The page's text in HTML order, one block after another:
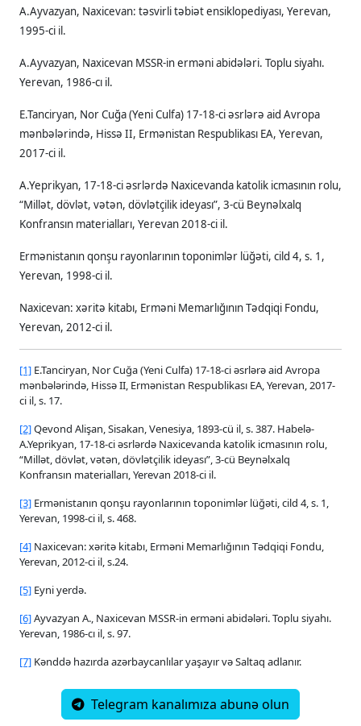
A.Ayvazyan, Naxicevan: təsvirli təbiət ensiklopediyası, Yerevan,
1995-ci il.
A.Ayvazyan, Naxicevan MSSR-in erməni abidələri. Toplu siyahı.
Yerevan, 1986-cı il.
E.Tanciryan, Nor Cuğa (Yeni Culfa) 17-18-ci əsrlərə aid Avropa
mənbələrində, Hissə II, Ermənistan Respublikası EA, Yerevan,
2017-ci il.
A.Yeprikyan, 17-18-ci əsrlərdə Naxicevanda katolik icmasının rolu,
“Millət, dövlət, vətən, dövlətçilik ideyası”, 3-cü Beynəlxalq
Konfransın materialları, Yerevan 2018-ci il.
Ermənistanın qonşu rayonlarının toponimlər lüğəti, cild 4, s. 1,
Yerevan, 1998-ci il.
Naxicevan: xəritə kitabı, Erməni Memarlığının Tədqiqi Fondu,
Yerevan, 2012-ci il.
[1] E.Tanciryan, Nor Cuğa (Yeni Culfa) 17-18-ci əsrlərə aid Avropa
mənbələrində, Hissə II, Ermənistan Respublikası EA, Yerevan, 2017-
ci il, s. 17.
[2]Qevond Alişan, Sisakan, Venesiya, 1893-cü il, s. 387. Habelə-
A.Yeprikyan, 17-18-ci əsrlərdə Naxicevanda katolik icmasının rolu,
“Millət, dövlət, vətən, dövlətçilik ideyası”, 3-cü Beynəlxalq
Konfransın materialları, Yerevan 2018-ci il.
[3] Ermənistanın qonşu rayonlarının toponimlər lüğəti, cild 4, s. 1,
Yerevan, 1998-ci il, s. 468.
[4] Naxicevan: xəritə kitabı, Erməni Memarlığının Tədqiqi Fondu,
Yerevan, 2012-ci il, s.24.
[5] Eyni yerdə.
[6]Ayvazyan A., Naxicevan MSSR-in erməni abidələri. Toplu siyahı.
Yerevan, 1986-cı il, s. 97.
[7] Kənddə hazırda azərbaycanlılar yaşayır və Saltaq adlanır.
Telegram kanalımıza abunə olun